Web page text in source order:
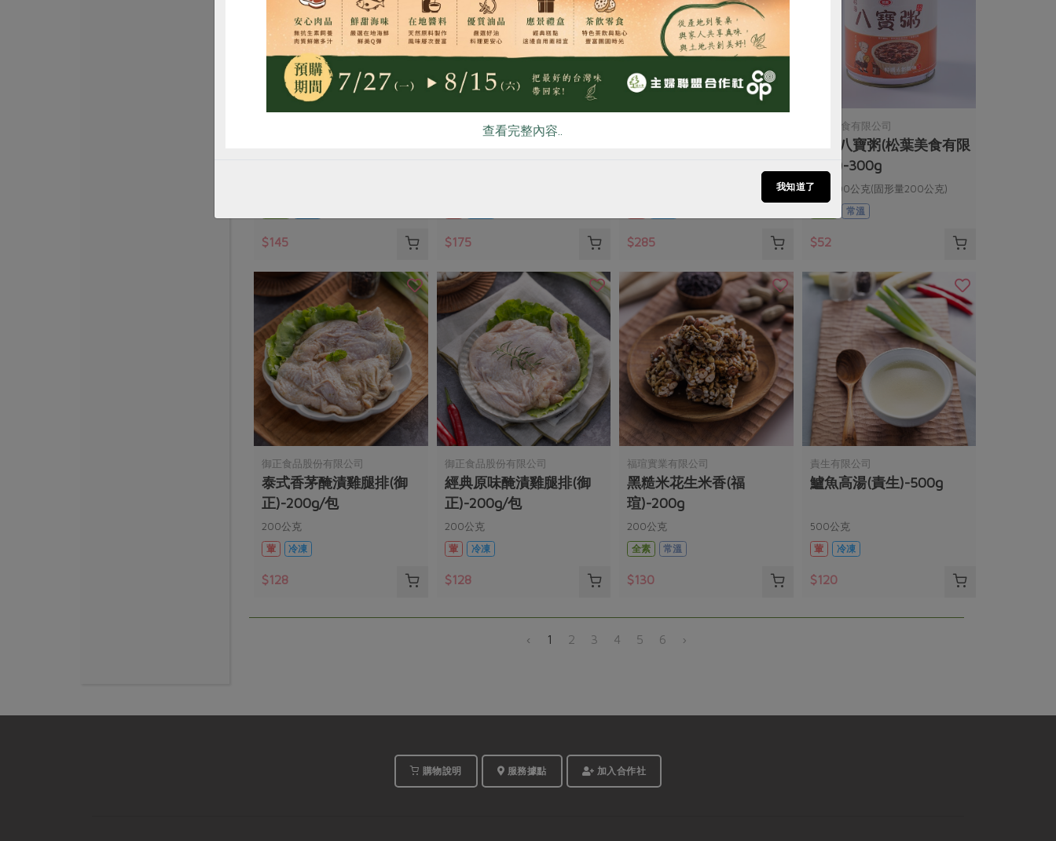
$145
保證責任花蓮縣肉品運銷合作社
$175 $285
松葉美食有限公司
桂圓八寶粥(松葉美食有限
公司)-300g
淨重300公克(固形量200公克)
常溫
$52
御正食品股份有限公司
泰式香茅醃漬雞腿排(御
正)-200g/包
200公克
葷
冷凍
$128
御正食品股份有限公司
經典原味醃漬雞腿排(御
正)-200g/包
200公克
葷
冷凍
$128
福瑄實業有限公司
黑糙米花生米香(福
瑄)-200g
200公克
全素
常溫
$130
責生有限公司
鱸魚高湯(責生)-500g
500公克
葷
冷凍
$120
‹ 1 2 3 4 5 6 ›
購物說明 服務據點 加入合作社
查看完整內容..
我知道了